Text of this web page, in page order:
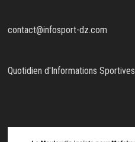
contact@infosport-dz.com
Quotidien d'Informations Sportives